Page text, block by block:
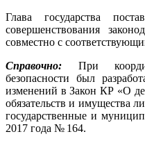
Глава государства
совершенствования
совместно с
Справочно: При
безопасности был
изменений в Закон КР «О
обязательств и имущества
государственные и
2017 года № 164.